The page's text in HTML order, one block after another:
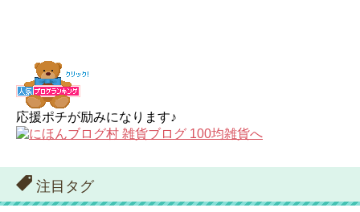
応援ポチが励みになります♪
注目タグ